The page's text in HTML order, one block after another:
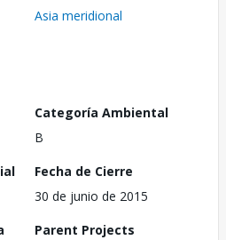
Asia meridional
Categoría Ambiental
B
Fecha de Cierre
30 de junio de 2015
Parent Projects